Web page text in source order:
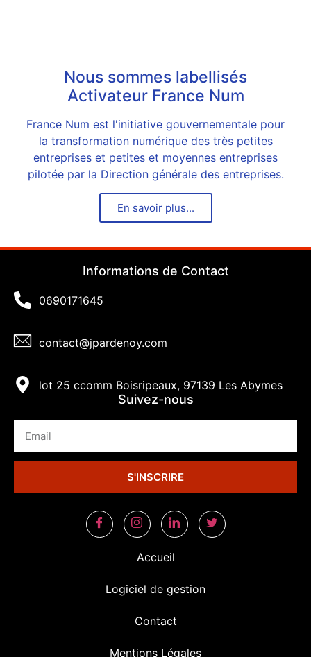
Nous sommes labellisés
Activateur France Num
France Num est l'initiative gouvernementale pour
la transformation numérique des très petites
entreprises et petites et moyennes entreprises
pilotée par la Direction générale des entreprises.
En savoir plus...
Informations de Contact
0690171645
contact@jpardenoy.com
lot 25 ccomm Boisripeaux, 97139 Les Abymes
Suivez-nous
S'INSCRIRE
Accueil
Logiciel de gestion
Contact
Mentions Légales